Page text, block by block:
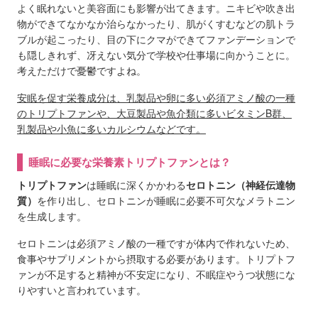
よく眠れないと美容面にも影響が出てきます。ニキビや吹き出
物ができてなかなか治らなかったり、肌がくすむなどの肌トラ
ブルが起こったり、目の下にクマができてファンデーションで
も隠しきれず、冴えない気分で学校や仕事場に向かうことに。
考えただけで憂鬱ですよね。
安眠を促す栄養成分は、乳製品や卵に多い必須アミノ酸の一種
のトリプトファンや、大豆製品や魚介類に多いビタミンB群、
乳製品や小魚に多いカルシウムなどです。
睡眠に必要な栄養素トリプトファンとは？
トリプトファンは睡眠に深くかかわるセロトニン（神経伝達物
質） を作り出し、セロトニンが睡眠に必要不可欠なメラトニン
を生成します。
セロトニンは必須アミノ酸の一種ですが体内で作れないため、
食事やサプリメントから摂取する必要があります。トリプトフ
ァンが不足すると精神が不安定になり、不眠症やうつ状態にな
りやすいと言われています。